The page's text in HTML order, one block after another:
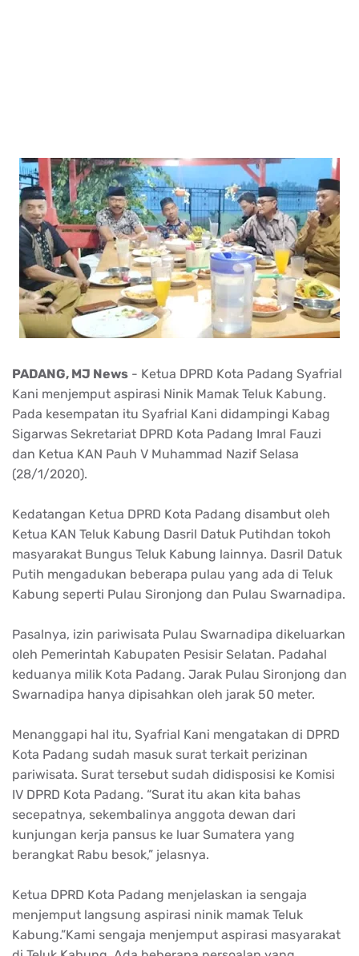
PADANG, MJ News - Ketua DPRD Kota Padang Syafrial
Kani menjemput aspirasi Ninik Mamak Teluk Kabung.
Pada kesempatan itu Syafrial Kani didampingi Kabag
Sigarwas Sekretariat DPRD Kota Padang Imral Fauzi
dan Ketua KAN Pauh V Muhammad Nazif Selasa
(28/1/2020).
Kedatangan Ketua DPRD Kota Padang disambut oleh
Ketua KAN Teluk Kabung Dasril Datuk Putihdan tokoh
masyarakat Bungus Teluk Kabung lainnya. Dasril Datuk
Putih mengadukan beberapa pulau yang ada di Teluk
Kabung seperti Pulau Sironjong dan Pulau Swarnadipa.
Pasalnya, izin pariwisata Pulau Swarnadipa dikeluarkan
oleh Pemerintah Kabupaten Pesisir Selatan. Padahal
keduanya milik Kota Padang. Jarak Pulau Sironjong dan
Swarnadipa hanya dipisahkan oleh jarak 50 meter.
Menanggapi hal itu, Syafrial Kani mengatakan di DPRD
Kota Padang sudah masuk surat terkait perizinan
pariwisata. Surat tersebut sudah didisposisi ke Komisi
IV DPRD Kota Padang. “Surat itu akan kita bahas
secepatnya, sekembalinya anggota dewan dari
kunjungan kerja pansus ke luar Sumatera yang
berangkat Rabu besok,” jelasnya.
Ketua DPRD Kota Padang menjelaskan ia sengaja
menjemput langsung aspirasi ninik mamak Teluk
Kabung.”Kami sengaja menjemput aspirasi masyarakat